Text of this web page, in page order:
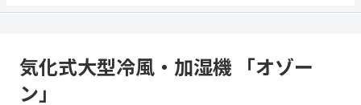
気化式大型冷風・加湿機 「オゾー
ン」